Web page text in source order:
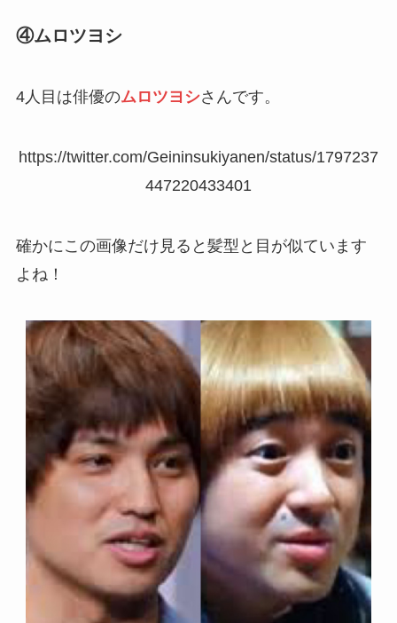
④ムロツヨシ
4人目は俳優のムロツヨシさんです。
https://twitter.com/Geininsukiyanen/status/1797237
447220433401
確かにこの画像だけ見ると髪型と目が似ています
よね！